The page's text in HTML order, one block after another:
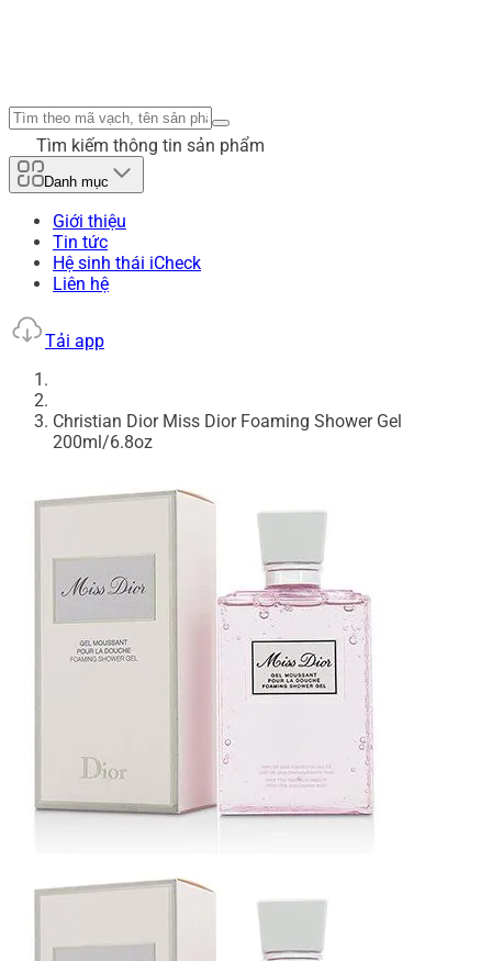
Tìm kiếm thông tin sản phẩm
Danh mục
Giới thiệu
Tin tức
Hệ sinh thái iCheck
Liên hệ
Tải app
Christian Dior Miss Dior Foaming Shower Gel
200ml/6.8oz